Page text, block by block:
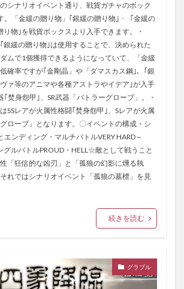
シナリオイベント通り、戦貨ガチャのボック
。「金緩の贈り物」｢銀緩の贈り物｣・「金緩の
り物｣を戦貨ボックスより入手できます。・
｢銀緩の贈り物｣は使用することで、決められた
ムで1個獲得できるようになっていて、「金緩
確率ですが｢金剛晶」や「ダマスカス鋼｣、｢銀
ァ等のアニマや各種アストラやイデア｣が入手
｢焚身怨甲｣、SR武器「バトラーグローブ」。・
SSレアが火属性格闘｢焚身怨甲｣、Sレアが火属
ローブ」となります。〇イベントの構成・シ
ンディング・マルチバトルVERY HARD～
グルバトルPROUD・HELL☆敵として戦うこと
「狂信的な凶刃」と「孤狼の幻影に燻る執
れではシナリオイベント「孤狼の墓標」を見
続きを読む
グラブル